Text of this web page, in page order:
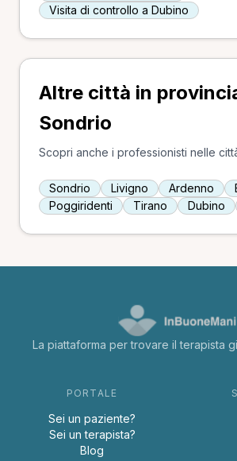
Visita di controllo a Dubino
Altre città in
Sondrio
Scopri anche i professionisti nelle
Sondrio Livigno Ardenno
Poggiridenti
Tirano Dubino
La piattaforma per trovare il terapista
PORTALE
Sei un paziente?
Sei un terapista?
Blog